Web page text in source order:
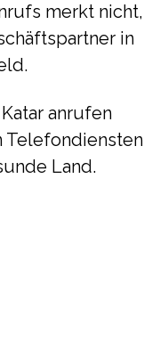
merkt nicht,
in
anrufen
Telefondiensten
Land.